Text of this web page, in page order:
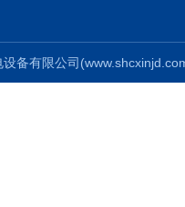
设备有限公司